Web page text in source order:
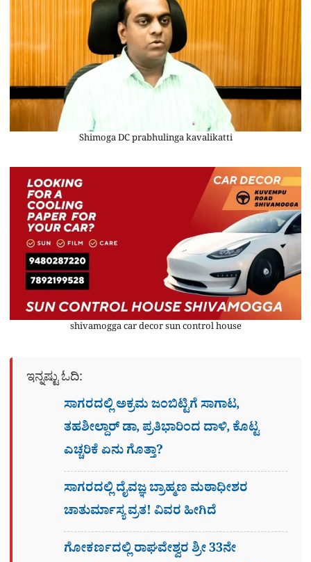
Shimoga DC prabhulinga kavalikatti
shivamogga car decor sun control house
ಇನ್ನಷ್ಟು ಓದಿ:
ಸಾಗರದಲ್ಲಿ ಅಕ್ರಮ ಜಂಬಿಟ್ಟಿಗೆ ಸಾಗಾಟ,
ತಹಶೀಲ್ದಾರ್​ ಡಾ, ಪ್ರತಿಭಾರಿಂದ ದಾಳಿ, ಕೊಟ್ಟ
ಎಚ್ಚರಿಕೆ​​ ಏನು ಗೊತ್ತಾ?
ಸಾಗರದಲ್ಲಿ ದೈವಜ್ಞ ಬ್ರಾಹ್ಮಣ ಮಠಾಧೀಶರ
ಚಾತುರ್ಮಾಸ್ಯ ವ್ರತ! ವಿವರ ಹೀಗಿದೆ
ಗೋಕರ್ಣದಲ್ಲಿ ರಾಘವೇಶ್ವರ ಶ್ರೀ 33ನೇ